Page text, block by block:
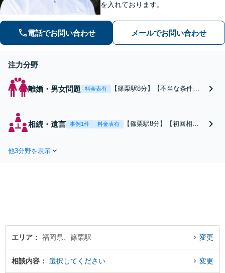
を入れております。
電話でお問い合わせ メールでお問い合わせ
注力分野
離婚・男女問題 料金表有
【篠栗駅8分】【不当な条件で
を受けております。財産分与・
慰謝料など、お金が絡むトラブ
相続・遺言 事例1件 料金表有
【篠栗駅8分】【初回相談
他3分野を表示
エリア 福岡県、篠栗駅 変更
相談内容 選択してください 変更